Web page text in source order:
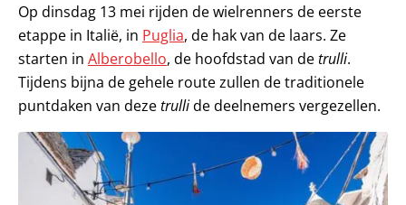
Op dinsdag 13 mei rijden de wielrenners de eerste
etappe in Italië, in Puglia, de hak van de laars. Ze
starten in Alberobello, de hoofdstad van detrulli.
Tijdens bijna de gehele route zullen de traditionele
puntdaken van dezetrullide deelnemers vergezellen.